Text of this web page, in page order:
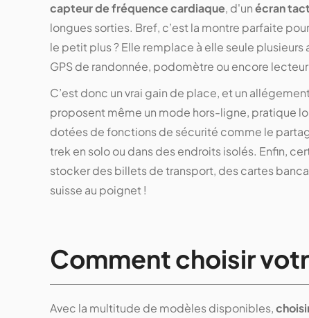
capteur de fréquence cardiaque, d'unécran
longues sorties. Bref, c’est la montre parfaite
le petit plus ? Elle remplace à elle seule
GPS de randonnée, podomètre ou encore lecteur
C’est donc un vrai gain de place, et un
proposent même un mode hors-ligne, pratique
dotées de fonctions de sécurité comme le
trek en solo ou dans des endroits isolés. Enfin,
stocker des billets de transport, des cartes
suisse au poignet !
Comment choisir
Avec la multitude de modèles disponibles,